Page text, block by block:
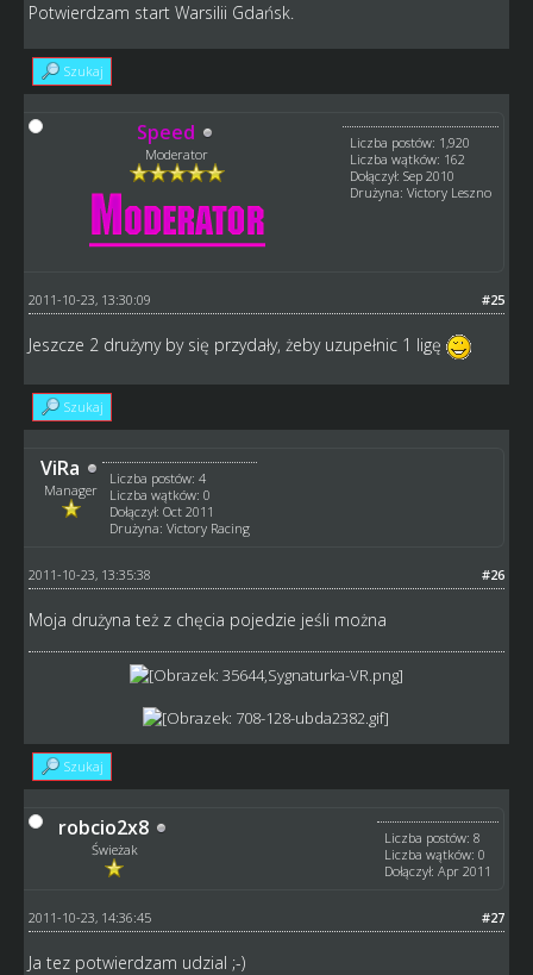
Potwierdzam start Warsilii Gdańsk.
Szukaj
Speed
Moderator
Liczba postów: 1,920
Liczba wątków: 162
Dołączył: Sep 2010
Drużyna: Victory Leszno
#25
2011-10-23, 13:30:09
Jeszcze 2 drużyny by się przydały, żeby uzupełnic 1 ligę
Szukaj
ViRa
Manager
Liczba postów: 4
Liczba wątków: 0
Dołączył: Oct 2011
Drużyna: Victory Racing
#26
2011-10-23, 13:35:38
Moja drużyna też z chęcia pojedzie jeśli można
Szukaj
robcio2x8
Świeżak
Liczba postów: 8
Liczba wątków: 0
Dołączył: Apr 2011
#27
2011-10-23, 14:36:45
Ja tez potwierdzam udzial ;-)